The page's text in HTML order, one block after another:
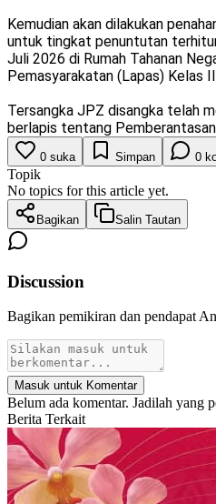
Kemudian akan dilakukan
untuk tingkat penuntutan
Juli 2026 di Rumah Tahanan
Pemasyarakatan (Lapas) Kelas
Tersangka JPZ disangka telah
berlapis tentang
0 suka Simpan 0
Topik
No topics for this article yet.
Bagikan Salin Tautan
Discussion
Bagikan pemikiran dan pendapat
Masuk untuk Komentar
Belum ada komentar. Jadilah yang
Berita Terkait